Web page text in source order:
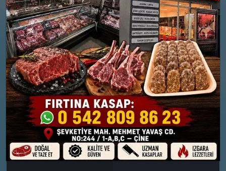
8°
Bölgesel düzensiz yağmur
yağışlı
Nem: %86
Rüzgar: 14 km/h
Yağış Olasılığı: %89
8°
Orta kuvvetli yağmurlu
Nem: %90
Rüzgar: 16 km/h
Yağış Olasılığı: %76
28 MART
CUMARTESI
29 MART
PAZAR